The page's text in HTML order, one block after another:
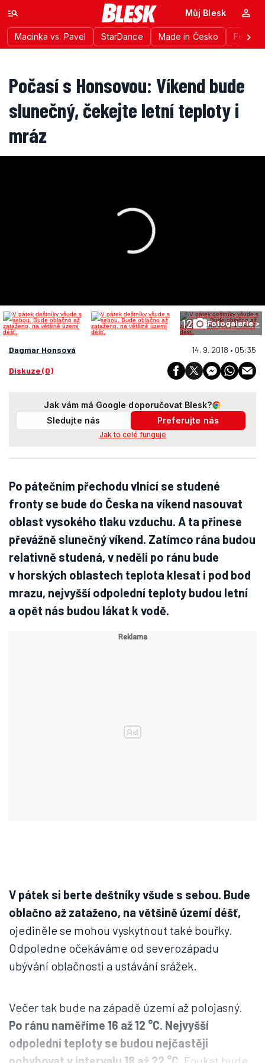
Macinka vs. Pavel StarDance Made in Česko
Můj Blesk
Počasí s Honsovou: Víkend bude
slunečný, čekejte letní teploty i
mráz
12 Fotogalerie >
Dagmar Honsová 14. 9. 2018 • 05:35
Diskuze (0)
Jak vám má Google doporučovat Blesk?
Sledujte nás
Preferujte nás
Jak to celé funguje
Po pátečním přechodu vlnící se studené
fronty se bude do Česka na víkend nasouvat
oblast vysokého tlaku vzduchu. A ta přinese
převážně slunečný víkend. Zatímco rána budou
relativně studená, v neděli po ránu bude
v horských oblastech teplota klesat i pod bod
mrazu, nejvyšší odpolední teploty budou letní
a opět nás budou lákat k vodě.
V pátek si berte deštníky všude s sebou. Bude
oblačno až zataženo, na většině území déšť,
ojediněle se mohou vyskytnout také bouřky.
Odpoledne očekáváme od severozápadu
ubývání oblačnosti a ustávání srážek.
Večer tak bude na západě území až polojasný.
Po ránu naměříme 16 až 12 °C. Nejvyšší
odpolední teploty se budou nejčastěji